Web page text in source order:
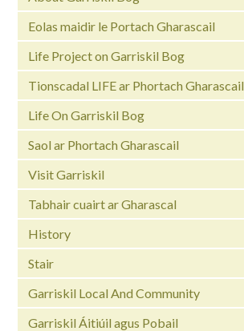
Eolas maidir le Portach Gharascail
Life Project on Garriskil Bog
Tionscadal LIFE ar Phortach Gharascail
Life On Garriskil Bog
Saol ar Phortach Gharascail
Visit Garriskil
Tabhair cuairt ar Gharascal
History
Stair
Garriskil Local And Community
Garriskil Áitiúil agus Pobail